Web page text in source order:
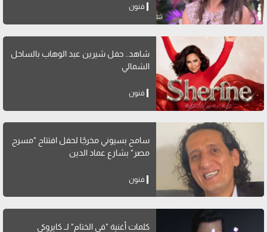
فنون
شاهد.. حفل شيرين عبد الوهاب بالساحل
الشمالي
فنون
سامح بسيوني مخرجًا لحفل افتتاح "مسرح
مصر" بشارع عماد الدين
فنون
كلمات أغنية "في الختام" لــ كايروكي